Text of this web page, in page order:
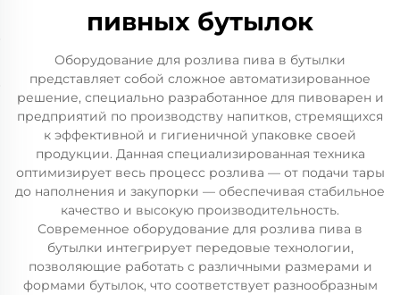
пивных бутылок
Оборудование для розлива пива в бутылки
представляет собой сложное автоматизированное
решение, специально разработанное для пивоварен и
предприятий по производству напитков, стремящихся
к эффективной и гигиеничной упаковке своей
продукции. Данная специализированная техника
оптимизирует весь процесс розлива — от подачи тары
до наполнения и закупорки — обеспечивая стабильное
качество и высокую производительность.
Современное оборудование для розлива пива в
бутылки интегрирует передовые технологии,
позволяющие работать с различными размерами и
формами бутылок, что соответствует разнообразным